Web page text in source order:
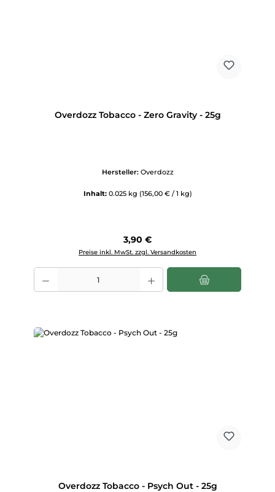
Overdozz Tobacco - Zero Gravity - 25g
Hersteller: Overdozz
Inhalt: 0.025 kg (156,00 € / 1 kg)
Regulärer Preis:
3,90 €
Preise inkl. MwSt. zzgl. Versandkosten
Produkt Anzahl: Gib den gewünschten Wert ein oder benutze die
Overdozz Tobacco - Psych Out - 25g